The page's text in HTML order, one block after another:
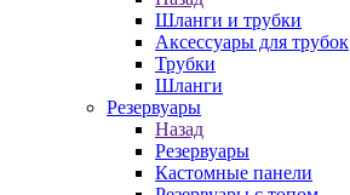
Шланги и трубки
Аксессуары для трубок
Трубки
Шланги
Резервуары
Назад
Резервуары
Кастомные панели